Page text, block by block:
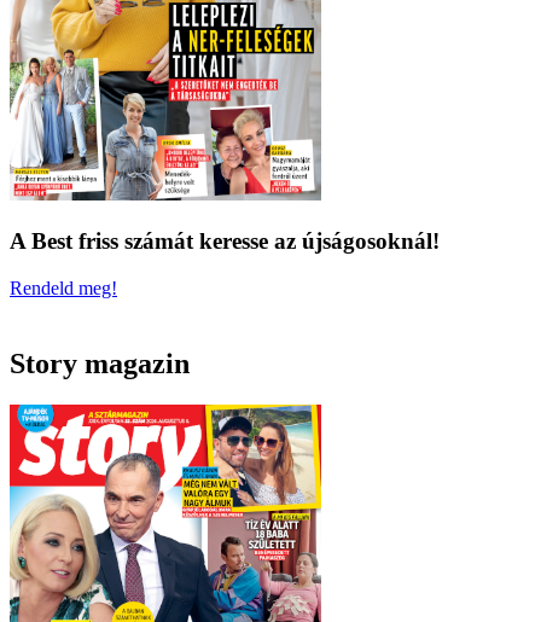
A Best friss számát keresse az újságosoknál!
Rendeld meg!
Story magazin